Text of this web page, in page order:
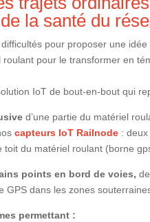
la santé du
pour proposer une
pour le transformer en
IoT de bout-en-bout qui
d’une partie du matériel
capteurs IoT Railnode :
du matériel roulant (borne
points en bord de voies,
GPS dans les zones
permettant :